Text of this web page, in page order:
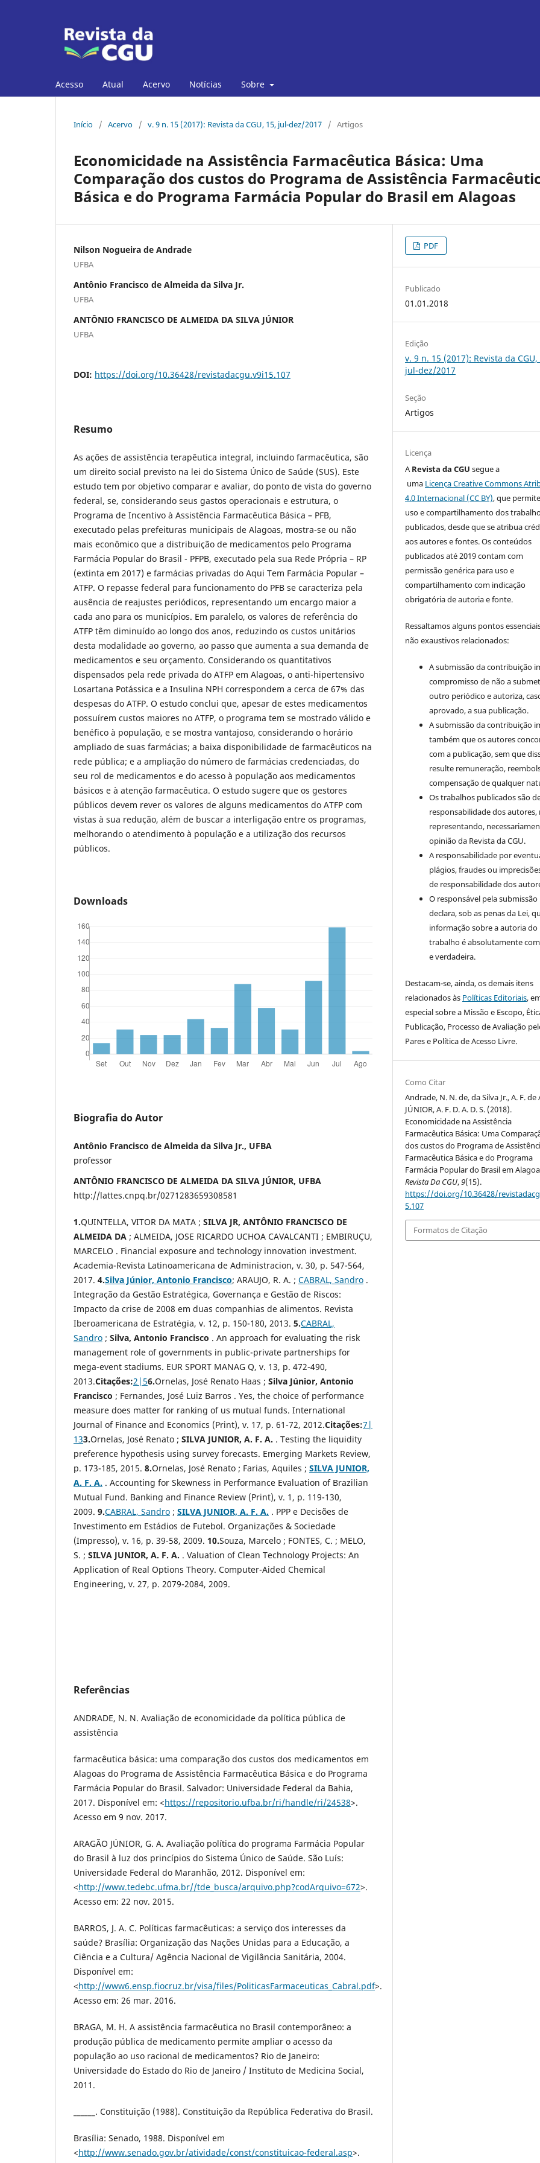
Acesso Atual Acervo Notícias Sobre
Início / Acervo / v. 9 n. 15 (2017): Revista da CGU, 15, jul-dez/2017 / Artigos
Economicidade na Assistência Farmacêutica Básica: Uma
Comparação dos custos do Programa de Assistência
Básica e do Programa Farmácia Popular do Brasil em Alagoas
Nilson Nogueira de Andrade
UFBA
Antônio Francisco de Almeida da Silva Jr.
UFBA
ANTÔNIO FRANCISCO DE ALMEIDA DA SILVA JÚNIOR
UFBA
DOI: https://doi.org/10.36428/revistadacgu.v9i15.107
Resumo
As ações de assistência terapêutica integral, incluindo farmacêutica, são
um direito social previsto na lei do Sistema Único de Saúde (SUS). Este
estudo tem por objetivo comparar e avaliar, do ponto de vista do governo
federal, se, considerando seus gastos operacionais e estrutura, o
Programa de Incentivo à Assistência Farmacêutica Básica – PFB,
executado pelas prefeituras municipais de Alagoas, mostra-se ou não
mais econômico que a distribuição de medicamentos pelo Programa
Farmácia Popular do Brasil - PFPB, executado pela sua Rede Própria – RP
(extinta em 2017) e farmácias privadas do Aqui Tem Farmácia Popular –
ATFP. O repasse federal para funcionamento do PFB se caracteriza pela
ausência de reajustes periódicos, representando um encargo maior a
cada ano para os municípios. Em paralelo, os valores de referência do
ATFP têm diminuído ao longo dos anos, reduzindo os custos unitários
desta modalidade ao governo, ao passo que aumenta a sua demanda de
medicamentos e seu orçamento. Considerando os quantitativos
dispensados pela rede privada do ATFP em Alagoas, o anti-hipertensivo
Losartana Potássica e a Insulina NPH correspondem a cerca de 67% das
despesas do ATFP. O estudo conclui que, apesar de estes medicamentos
possuírem custos maiores no ATFP, o programa tem se mostrado válido e
benéfico à população, e se mostra vantajoso, considerando o horário
ampliado de suas farmácias; a baixa disponibilidade de farmacêuticos na
rede pública; e a ampliação do número de farmácias credenciadas, do
seu rol de medicamentos e do acesso à população aos medicamentos
básicos e à atenção farmacêutica. O estudo sugere que os gestores
públicos devem rever os valores de alguns medicamentos do ATFP com
vistas à sua redução, além de buscar a interligação entre os programas,
melhorando o atendimento à população e a utilização dos recursos
públicos.
Downloads
Biografia do Autor
Antônio Francisco de Almeida da Silva Jr., UFBA
professor
ANTÔNIO FRANCISCO DE ALMEIDA DA SILVA JÚNIOR, UFBA
http://lattes.cnpq.br/0271283659308581
1.QUINTELLA, VITOR DA MATA ; SILVA JR, ANTÔNIO FRANCISCO DE
ALMEIDA DA ; ALMEIDA, JOSE RICARDO UCHOA CAVALCANTI ; EMBIRUÇU,
MARCELO . Financial exposure and technology innovation investment.
Academia-Revista Latinoamericana de Administracion, v. 30, p. 547-564,
2017. 4.Silva Júnior, Antonio Francisco; ARAUJO, R. A. ; CABRAL, Sandro .
Integração da Gestão Estratégica, Governança e Gestão de Riscos:
Impacto da crise de 2008 em duas companhias de alimentos. Revista
Iberoamericana de Estratégia, v. 12, p. 150-180, 2013. 5.CABRAL,
Sandro ; Silva, Antonio Francisco . An approach for evaluating the risk
management role of governments in public-private partnerships for
mega-event stadiums. EUR SPORT MANAG Q, v. 13, p. 472-490,
2013.Citações:2 | 56.Ornelas, José Renato Haas ; Silva Júnior, Antonio
Francisco ; Fernandes, José Luiz Barros . Yes, the choice of performance
measure does matter for ranking of us mutual funds. International
Journal of Finance and Economics (Print), v. 17, p. 61-72, 2012.Citações:7 |
133.Ornelas, José Renato ; SILVA JUNIOR, A. F. A. . Testing the liquidity
preference hypothesis using survey forecasts. Emerging Markets Review,
p. 173-185, 2015. 8.Ornelas, José Renato ; Farias, Aquiles ; SILVA JUNIOR,
A. F. A. . Accounting for Skewness in Performance Evaluation of Brazilian
Mutual Fund. Banking and Finance Review (Print), v. 1, p. 119-130,
2009. 9.CABRAL, Sandro ; SILVA JUNIOR, A. F. A. . PPP e Decisões de
Investimento em Estádios de Futebol. Organizações & Sociedade
(Impresso), v. 16, p. 39-58, 2009. 10.Souza, Marcelo ; FONTES, C. ; MELO,
S. ; SILVA JUNIOR, A. F. A. . Valuation of Clean Technology Projects: An
Application of Real Options Theory. Computer-Aided Chemical
Engineering, v. 27, p. 2079-2084, 2009.
Referências
ANDRADE, N. N. Avaliação de economicidade da política pública de
assistência
farmacêutica básica: uma comparação dos custos dos medicamentos em
Alagoas do Programa de Assistência Farmacêutica Básica e do Programa
Farmácia Popular do Brasil. Salvador: Universidade Federal da Bahia,
2017. Disponível em: <https://repositorio.ufba.br/ri/handle/ri/24538>.
Acesso em 9 nov. 2017.
ARAGÃO JÚNIOR, G. A. Avaliação política do programa Farmácia Popular
do Brasil à luz dos princípios do Sistema Único de Saúde. São Luís:
Universidade Federal do Maranhão, 2012. Disponível em:
<http://www.tedebc.ufma.br//tde_busca/arquivo.php?codArquivo=672>.
Acesso em: 22 nov. 2015.
BARROS, J. A. C. Políticas farmacêuticas: a serviço dos interesses da
saúde? Brasília: Organização das Nações Unidas para a Educação, a
Ciência e a Cultura/ Agência Nacional de Vigilância Sanitária, 2004.
Disponível em:
<http://www6.ensp.fiocruz.br/visa/files/PoliticasFarmaceuticas_Cabral.pdf>.
Acesso em: 26 mar. 2016.
BRAGA, M. H. A assistência farmacêutica no Brasil contemporâneo: a
produção pública de medicamento permite ampliar o acesso da
população ao uso racional de medicamentos? Rio de Janeiro:
Universidade do Estado do Rio de Janeiro / Instituto de Medicina Social,
2011.
______. Constituição (1988). Constituição da República Federativa do Brasil.
Brasília: Senado, 1988. Disponível em
<http://www.senado.gov.br/atividade/const/constituicao-federal.asp>.
PDF
Publicado
01.01.2018
Edição
v. 9 n. 15 (2017): Revista da CGU,
jul-dez/2017
Seção
Artigos
Licença
ARevista da CGU segue a
uma Licença Creative Commons
4.0 Internacional (CC BY), que
uso e compartilhamento dos
publicados, desde que se atribua
aos autores e fontes. Os conteúdos
publicados até 2019 contam com
permissão genérica para uso e
compartilhamento com indicação
obrigatória de autoria e fonte.
Ressaltamos alguns pontos
não exaustivos relacionados:
A submissão da contribuição
compromisso de não a
outro periódico e autoriza,
aprovado, a sua publicação.
A submissão da contribuição
também que os autores
com a publicação, sem que
resulte remuneração,
compensação de qualquer
Os trabalhos publicados são
responsabilidade dos autores,
representando,
opinião da Revista da CGU.
A responsabilidade por
plágios, fraudes ou
de responsabilidade dos
O responsável pela submissão
declara, sob as penas da Lei,
informação sobre a autoria do
trabalho é absolutamente
e verdadeira.
Destacam-se, ainda, os demais itens
relacionados às Políticas Editoriais,
especial sobre a Missão e Escopo,
Publicação, Processo de Avaliação
Pares e Política de Acesso Livre.
Como Citar
Andrade, N. N. de, da Silva Jr., A. F. de
JÚNIOR, A. F. D. A. D. S. (2018).
Economicidade na Assistência
Farmacêutica Básica: Uma
dos custos do Programa de
Farmacêutica Básica e do Programa
Farmácia Popular do Brasil em
Revista Da CGU,9(15).
https://doi.org/10.36428/
5.107
Formatos de Citação